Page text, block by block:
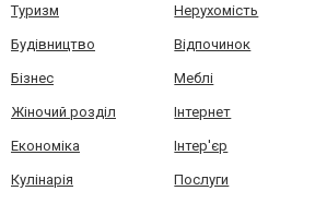
Туризм Нерухомість
Будівництво Відпочинок
Бізнес Меблі
Жіночий розділ Інтернет
Економіка Інтер'єр
Кулінарія Послуги